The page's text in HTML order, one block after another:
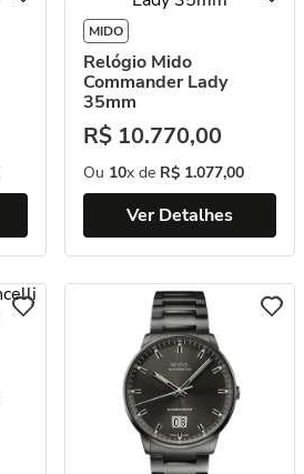
MIDO
Relógio Mido
Commander Lady
35mm
R$ 10.770,00
Ou 10x de R$ 1.077,00
Ver Detalhes